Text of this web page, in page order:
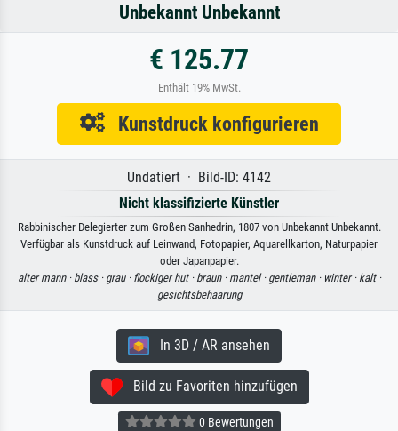
Unbekannt Unbekannt
€ 125.77
Enthält 19% MwSt.
Kunstdruck konfigurieren
Undatiert · Bild-ID: 4142
Nicht klassifizierte Künstler
Rabbinischer Delegierter zum Großen Sanhedrin, 1807 von Unbekannt Unbekannt.
Verfügbar als Kunstdruck auf Leinwand, Fotopapier, Aquarellkarton, Naturpapier
oder Japanpapier.
alter mann · blass · grau · flockiger hut · braun · mantel · gentleman · winter · kalt ·
gesichtsbehaarung
In 3D / AR ansehen
Bild zu Favoriten hinzufügen
0 Bewertungen